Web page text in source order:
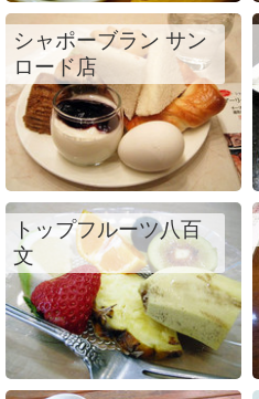
シャポーブラン サン
ロード店
トップフルーツ八百
文